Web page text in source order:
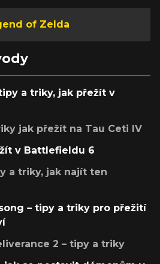
of Zelda
a triky, jak přežít v
jak přežít na Tau Ceti IV
v Battlefieldu 6
a triky, jak najít ten
– tipy a triky pro přežití
2 – tipy a triky